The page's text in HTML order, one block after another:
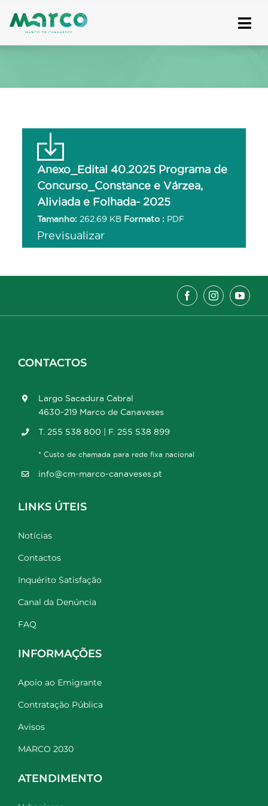
to
Anexo_Edital 40.2025 Programa de
Concurso_Constance e Várzea,
Aliviada e Folhada- 2025
Tamanho: 262.69 KB Formato : PDF
Previsualizar
CONTACTOS
Largo Sacadura Cabral
4630-219 Marco de Canaveses
T. 255 538 800 | F. 255 538 899
* Custo de chamada para rede fixa nacional
info@cm-marco-canaveses.pt
LINKS ÚTEIS
Notícias
Contactos
Inquérito Satisfação
Canal da Denúncia
FAQ
INFORMAÇÕES
Apoio ao Emigrante
Contratação Pública
Avisos
MARCO 2030
ATENDIMENTO